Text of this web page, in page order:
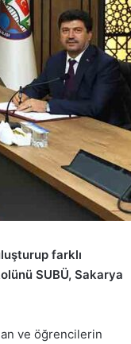
farklı
SUBÜ, Sakarya
ve öğrencilerin